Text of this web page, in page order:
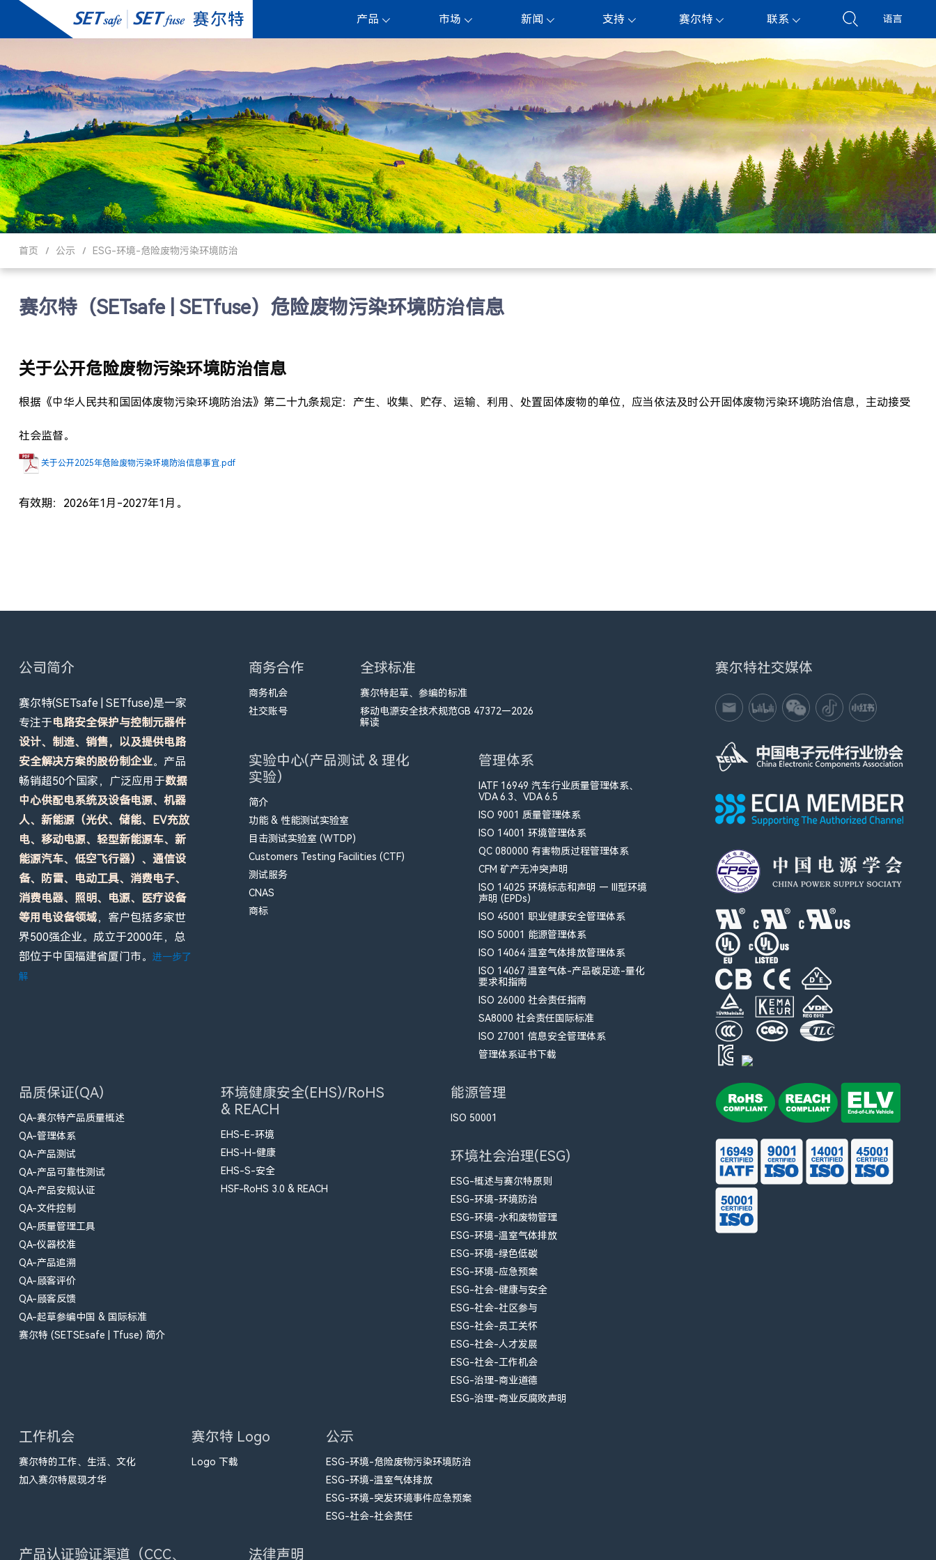
产品 市场 新闻 支持 赛尔特 联系 语言
首页 公示 ESG-环境-危险废物污染环境防治
赛尔特（SETsafe | SETfuse）危险废物污染环境防治信息
关于公开危险废物污染环境防治信息
根据《中华人民共和国固体废物污染环境防治法》第二十九条规定：产生、收集、贮存、运输、利用、处置固体废物的单位，应当依法及时公开固体废物污染环境防治信息，主动接受
社会监督。
关于公开2025年危险废物污染环境防治信息事宜.pdf
有效期：2026年1月-2027年1月。
公司简介
赛尔特(SETsafe | SETfuse)是一家
专注于电路安全保护与控制元器件
设计、制造、销售，以及提供电路
安全解决方案的股份制企业。产品
畅销超50个国家，广泛应用于数据
中心供配电系统及设备电源、机器
人、新能源（光伏、储能、EV充放
电、移动电源、轻型新能源车、新
能源汽车、低空飞行器）、通信设
备、防雷、电动工具、消费电子、
消费电器、照明、电源、医疗设备
等用电设备领域，客户包括多家世
界500强企业。成立于2000年，总
部位于中国福建省厦门市。
进一步了
解
商务合作
商务机会
社交账号
全球标准
赛尔特起草、参编的标准
移动电源安全技术规范GB 47372—2026
解读
实验中心(产品测试 & 理化
实验）
简介
功能 & 性能测试实验室
目击测试实验室 (WTDP)
Customers Testing Facilities (CTF)
测试服务
CNAS
商标
管理体系
IATF 16949 汽车行业质量管理体系、
VDA 6.3、VDA 6.5
ISO 9001 质量管理体系
ISO 14001 环境管理体系
QC 080000 有害物质过程管理体系
CFM​ 矿产无冲突声明
ISO 14025 环境标志和声明 — III型环境
声明 (EPDs)
ISO 45001 职业健康安全管理体系
ISO 50001 能源管理体系
ISO 14064 温室气体排放管理体系
ISO 14067 温室气体-产品碳足迹-量化
要求和指南
ISO 26000 社会责任指南
SA8000 社会责任国际标准
ISO 27001 信息安全管理体系
管理体系证书下载
品质保证(QA)
QA-赛尔特产品质量概述
QA-管理体系
QA-产品测试
QA-产品可靠性测试
QA-产品安规认证
QA-文件控制
QA-质量管理工具
QA-仪器校准
QA-产品追溯
QA-顾客评价
QA-顾客反馈
QA-起草参编中国 & 国际标准
赛尔特 (SETSEsafe | Tfuse) 简介
环境健康安全(EHS)/RoHS
& REACH
EHS-E-环境
EHS-H-健康
EHS-S-安全
HSF-RoHS 3.0 & REACH
能源管理
ISO 50001
环境社会治理(ESG)
ESG-概述与赛尔特原则
ESG-环境-环境防治
ESG-环境-水和废物管理
ESG-环境-温室气体排放
ESG-环境-绿色低碳
ESG-环境-应急预案
ESG-社会-健康与安全
ESG-社会-社区参与
ESG-社会-员工关怀
ESG-社会-人才发展
ESG-社会-工作机会
ESG-治理-商业道德
ESG-治理-商业反腐败声明
工作机会
赛尔特的工作、生活、文化
加入赛尔特展现才华
赛尔特 Logo
Logo 下载
公示
ESG-环境-危险废物污染环境防治
ESG-环境-温室气体排放
ESG-环境-突发环境事件应急预案
ESG-社会-社会责任
产品认证验证渠道（CCC、 法律声明
赛尔特社交媒体